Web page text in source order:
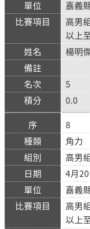
嘉義
高男
以上
楊明
5
0.0
8
角力
高男
4月
嘉義
高男
以上